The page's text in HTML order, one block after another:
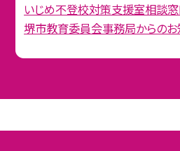
いじめ不登校対策支援室相談
堺市教育委員会事務局からのお